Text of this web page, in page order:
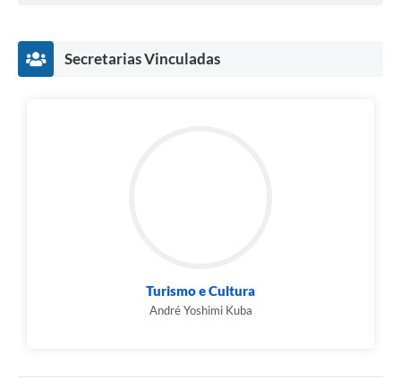
Secretarias Vinculadas
Turismo e Cultura
André Yoshimi Kuba